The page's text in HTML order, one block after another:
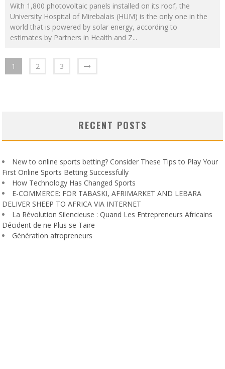
With 1,800 photovoltaic panels installed on its roof, the
University Hospital of Mirebalais (HUM) is the only one in the
world that is powered by solar energy, according to
estimates by Partners in Health and Z...
1 2 3
RECENT POSTS
New to online sports betting? Consider These Tips to Play Your
First Online Sports Betting Successfully
How Technology Has Changed Sports
E-COMMERCE: FOR TABASKI, AFRIMARKET AND LEBARA
DELIVER SHEEP TO AFRICA VIA INTERNET
La Révolution Silencieuse : Quand Les Entrepreneurs Africains
Décident de ne Plus se Taire
Génération afropreneurs